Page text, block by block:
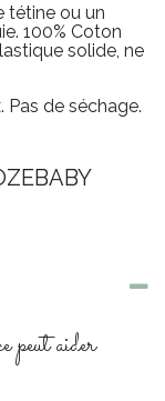
tétine ou un
100% Coton
solide, ne
de séchage.
peut aider